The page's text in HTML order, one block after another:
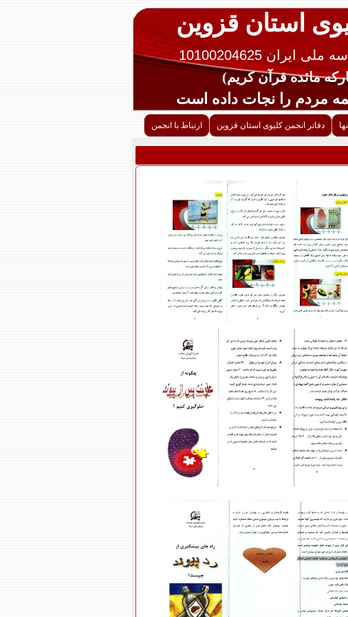
استان قزوین
ایران 10100204625
را نجات داده است
دفاتر انجمن کلیوی استان قزوین ارتباط با انجمن